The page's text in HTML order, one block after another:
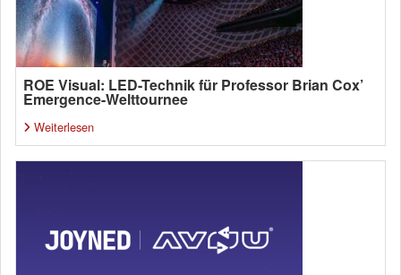
ROE Visual: LED-Technik für Professor Brian Cox’
Emergence-Welttournee
Weiterlesen